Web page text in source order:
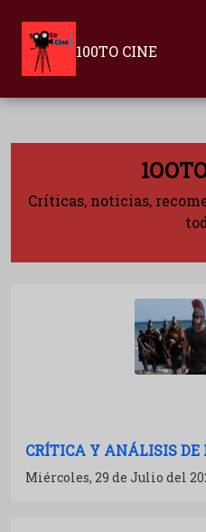
100TO CINE
Críticas, noticias,
Miércoles, 29 de Julio del